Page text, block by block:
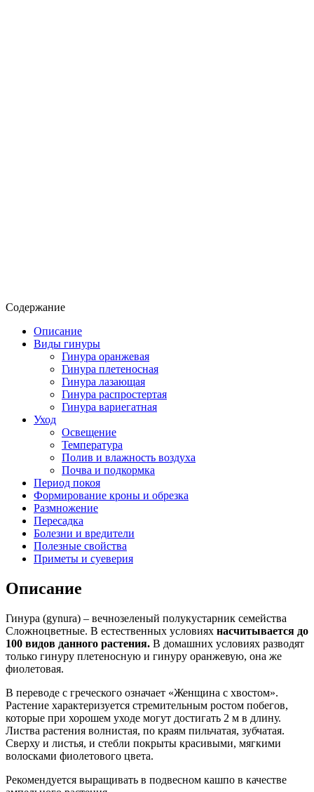
Содержание
Описание
Виды гинуры
Гинура оранжевая
Гинура плетеносная
Гинура лазающая
Гинура распростертая
Гинура вариегатная
Уход
Освещение
Температура
Полив и влажность воздуха
Почва и подкормка
Период покоя
Формирование кроны и обрезка
Размножение
Пересадка
Болезни и вредители
Полезные свойства
Приметы и суеверия
Описание
Гинура (gynura) – вечнозеленый полукустарник семейства
Сложноцветные. В естественных условиях насчитывается до
100 видов данного растения. В домашних условиях разводят
только гинуру плетеносную и гинуру оранжевую, она же
фиолетовая.
В переводе с греческого означает «Женщина с хвостом».
Растение характеризуется стремительным ростом побегов,
которые при хорошем уходе могут достигать 2 м в длину.
Листва растения волнистая, по краям пильчатая, зубчатая.
Сверху и листья, и стебли покрыты красивыми, мягкими
волосками фиолетового цвета.
Рекомендуется выращивать в подвесном кашпо в качестве